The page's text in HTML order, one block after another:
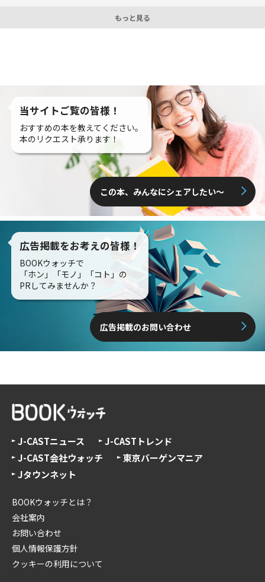
もっと見る
当サイトご覧の皆様！
おすすめの本を教えてください。
本のリクエスト承ります！
この本、みんなにシェアしたい〜
広告掲載をお考えの皆様！
BOOKウォッチで
「ホン」「モノ」「コト」の
PRしてみませんか？
広告掲載のお問い合わせ
J-CASTニュース
J-CASTトレンド
J-CAST会社ウォッチ
東京バーゲンマニア
Jタウンネット
BOOKウォッチとは？
会社案内
お問い合わせ
個人情報保護方針
クッキーの利用について